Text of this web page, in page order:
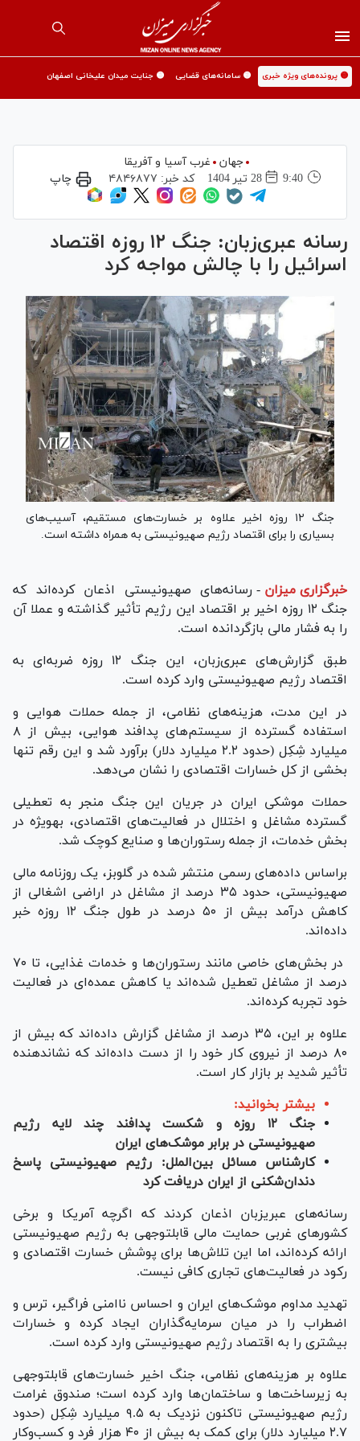
🟡 پرونده‌های ویژه خبری 🟡 سامانه‌های قضایی 🟡 جنایت میدان علیخانی اصفهان
جهان
غرب آسیا و آفریقا
9:40
28 تير 1404 کد خبر: ۴۸۴۶۸۷۷ چاپ
رسانه عبری‌زبان: جنگ ۱۲ روزه اقتصاد
اسرائیل را با چالش مواجه کرد
جنگ ۱۲ روزه اخیر علاوه بر خسارت‌های مستقیم، آسیب‌های
بسیاری را برای اقتصاد رژیم صهیونیستی به همراه داشته است.
خبرگزاری میزان - رسانه‌های صهیونیستی اذعان کرده‌اند که
جنگ ۱۲ روزه اخیر بر اقتصاد این رژیم تأثیر گذاشته و عملا آن
را به فشار مالی بازگردانده است.
طبق گزارش‌های عبری‌زبان، این جنگ ۱۲ روزه ضربه‌ای به
اقتصاد رژیم صهیونیستی وارد کرده است.
در این مدت، هزینه‌های نظامی، از جمله حملات هوایی و
استفاده گسترده از سیستم‌های پدافند هوایی، بیش از ۸
میلیارد شِکِل (حدود ۲.۲ میلیارد دلار) برآورد شد و این رقم تنها
بخشی از کل خسارات اقتصادی را نشان می‌دهد.
حملات موشکی ایران در جریان این جنگ منجر به تعطیلی
گسترده مشاغل و اختلال در فعالیت‌های اقتصادی، به‎ویژه در
بخش خدمات، از جمله رستوران‌ها و صنایع کوچک شد.
براساس داده‌های رسمی منتشر شده در گلوبز، یک روزنامه مالی
صهیونیستی، حدود ۳۵ درصد از مشاغل در اراضی اشغالی از
کاهش درآمد بیش از ۵۰ درصد در طول جنگ ۱۲ روزه خبر
داده‌اند.
در بخش‌های خاصی مانند رستوران‌ها و خدمات غذایی، تا ۷۰
درصد از مشاغل تعطیل شده‌اند یا کاهش عمده‌ای در فعالیت
خود تجربه کرده‌اند.
علاوه بر این، ۳۵ درصد از مشاغل گزارش داده‌اند که بیش از
۸۰ درصد از نیروی کار خود را از دست داده‌اند که نشان‎دهنده
تأثیر شدید بر بازار کار است.
بیشتر بخوانید:
جنگ ۱۲ روزه و شکست پدافند چند لایه رژیم
صهیونیستی در برابر موشک‌های ایران
کارشناس مسائل بین‌الملل: رژیم صهیونیستی پاسخ
دندان‌شکنی از ایران دریافت کرد
رسانه‌های عبری‎زبان اذعان کردند که اگرچه آمریکا و برخی
کشور‌های غربی حمایت مالی قابل‎توجهی به رژیم صهیونیستی
ارائه کرده‌اند، اما این تلاش‌ها برای پوشش خسارت اقتصادی و
رکود در فعالیت‌های تجاری کافی نیست.
تهدید مداوم موشک‌های ایران و احساس ناامنی فراگیر، ترس و
اضطراب را در میان سرمایه‌گذاران ایجاد کرده و خسارات
بیشتری را به اقتصاد رژیم صهیونیستی وارد کرده است.
علاوه بر هزینه‌های نظامی، جنگ اخیر خسارت‌های قابل‎توجهی
به زیرساخت‌ها و ساختمان‌ها وارد کرده است؛ صندوق غرامت
رژیم صهیونیستی تاکنون نزدیک به ۹.۵ میلیارد شِکِل (حدود
۲.۷ میلیارد دلار) برای کمک به بیش از ۴۰ هزار فرد و کسب‌وکار